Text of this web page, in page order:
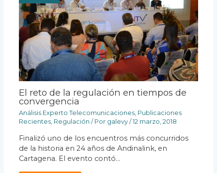
El reto de la regulación en tiempos de
convergencia
Análisis Experto Telecomunicaciones, Publicaciones
Recientes, Regulación / Por galevy/12 marzo, 2018
Finalizó uno de los encuentros más concurridos
de la historia en 24 años de Andinalink, en
Cartagena. El evento contó…